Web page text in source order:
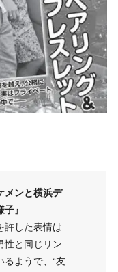
メンと横浜デ
』
許した表情は
性と同じリン
るようで、“友